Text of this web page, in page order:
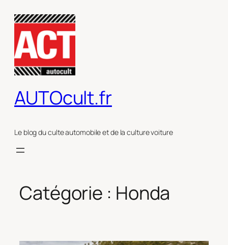
contenu
AUTOcult.fr
Le blog du culte automobile et de la culture voiture
Catégorie : Honda